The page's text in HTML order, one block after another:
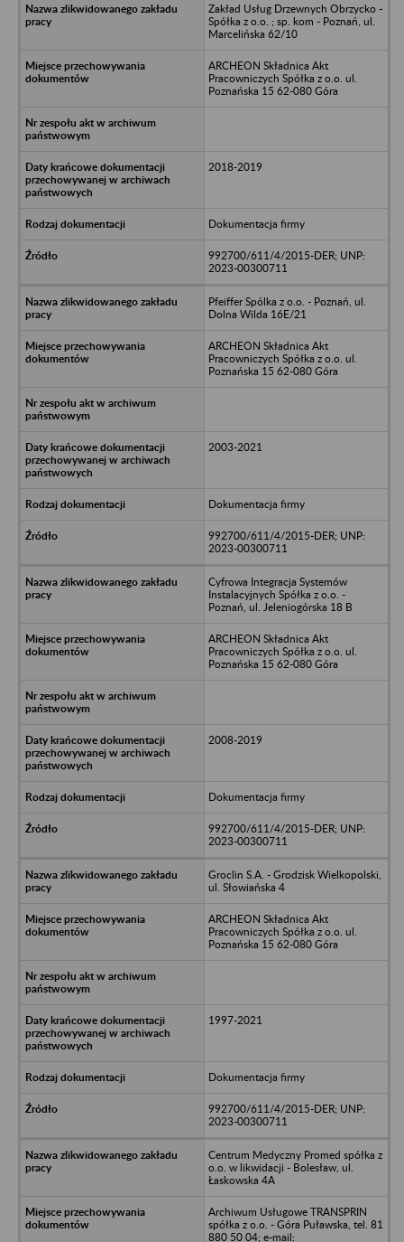
Zakład Usług Drzewnych Obrzycko -
Spółka z o.o. ; sp. kom - Poznań, ul.
Marcelińska 62/10
ARCHEON Składnica Akt
Pracowniczych Spółka z o.o. ul.
Poznańska 15 62-080 Góra
2018-2019
Dokumentacja firmy
992700/611/4/2015-DER; UNP:
2023-00300711
Pfeiffer Spólka z o.o. - Poznań, ul.
Dolna Wilda 16E/21
ARCHEON Składnica Akt
Pracowniczych Spółka z o.o. ul.
Poznańska 15 62-080 Góra
2003-2021
Dokumentacja firmy
992700/611/4/2015-DER; UNP:
2023-00300711
Cyfrowa Integracja Systemów
Instalacyjnych Spółka z o.o. -
Poznań, ul. Jeleniogórska 18 B
ARCHEON Składnica Akt
Pracowniczych Spółka z o.o. ul.
Poznańska 15 62-080 Góra
2008-2019
Dokumentacja firmy
992700/611/4/2015-DER; UNP:
2023-00300711
Groclin S.A. - Grodzisk Wielkopolski,
ul. Słowiańska 4
ARCHEON Składnica Akt
Pracowniczych Spółka z o.o. ul.
Poznańska 15 62-080 Góra
1997-2021
Dokumentacja firmy
992700/611/4/2015-DER; UNP:
2023-00300711
Centrum Medyczny Promed spółka z
o.o. w likwidacji - Bolesław, ul.
Łaskowska 4A
Archiwum Usługowe TRANSPRIN
spółka z o.o. - Góra Puławska, tel. 81
880 50 04; e-mail: